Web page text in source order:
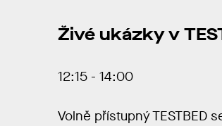
Živé ukázky v
12:15 - 14:00
Volně přístupný TESTBED